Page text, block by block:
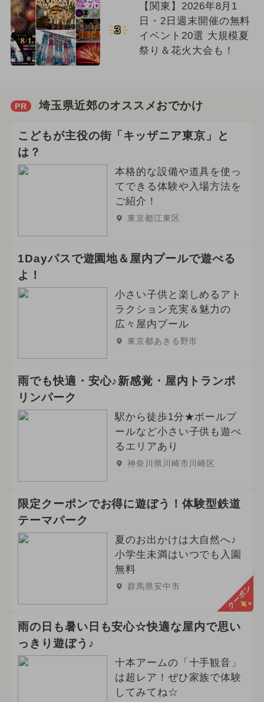
3
【関東】2026年8月1
日・2日週末開催の無料
イベント20選 大規模夏
祭り＆花火大会も！
PR 埼玉県近郊のオススメおでかけ
こどもが主役の街「キッザニア東京」と
は？
本格的な設備や道具を使っ
てできる体験や入場方法を
ご紹介！
東京都江東区
1Dayパスで遊園地＆屋内プールで遊べる
よ！
小さい子供と楽しめるアト
ラクション充実＆魅力の
広々屋内プール
東京都あきる野市
雨でも快適・安心♪新感覚・屋内トランポ
リンパーク
駅から徒歩1分★ボールプ
ールなど小さい子供も遊べ
るエリアあり
神奈川県川崎市川崎区
限定クーポンでお得に遊ぼう！体験型鉄道
テーマパーク
夏のお出かけは大自然へ♪
小学生未満はいつでも入園
無料
群馬県安中市 クーポン
雨の日も暑い日も安心☆快適な屋内で思い
っきり遊ぼう♪
十本アームの「十手観音」
は超レア！ぜひ家族で体験
してみてね☆